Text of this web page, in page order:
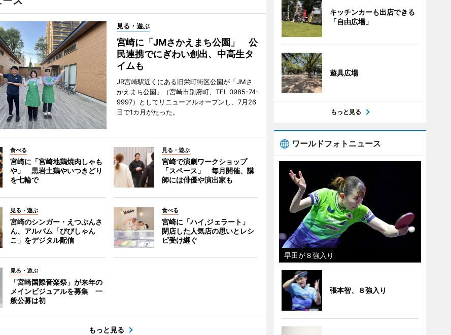
見る・遊ぶ
宮崎に「JMさかえまち公園」 公
民連携でにぎわい創出、中高生タ
イムも
JR宮崎駅近くにある旧栄町街区公園が「JMさ
かえまち公園」（宮崎市別府町、TEL 0985-74-
9997）としてリニューアルオープンし、7月26
日で1カ月がたった。
食べる
宮崎に「宮崎地鶏焼肉しゃも
や」 黒岩土鶏やいつきどり
を七輪で
見る・遊ぶ
宮崎で演劇ワークショップ
「スペース」 毎月開催、講
師には俳優や演出家も
見る・遊ぶ
宮崎のシンガー・えつぷんさ
ん、アルバム「びびしゃん
こ」をデジタル配信
食べる
宮崎に「ハイ,ジェラート」
閉店した人気店の思いとレシ
ピ受け継ぐ
見る・遊ぶ
「宮崎国際音楽祭」が来年の
メインビジュアルを募集 一
般公募は初
もっと見る
キッチンカーも出店できる
「自由広場」
遊具広場
もっと見る
ワールドフォトニュース
早田が８強入り
張本智、８強入り